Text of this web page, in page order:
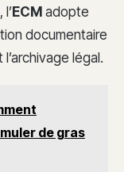
ECM adopte
documentaire
légal.
de gras